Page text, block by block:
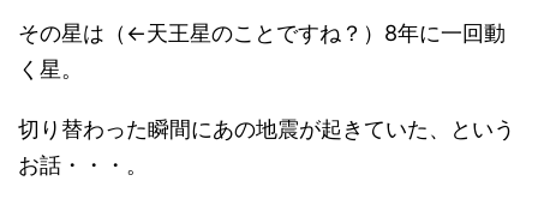
その星は（←天王星のことですね？）8年に一回動
く星。
切り替わった瞬間にあの地震が起きていた、という
お話・・・。